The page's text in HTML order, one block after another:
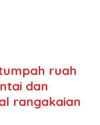
ruah
dan
rangakaian